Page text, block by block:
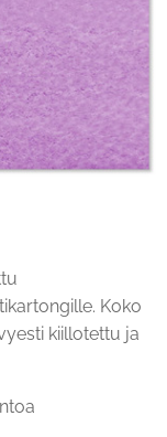
Koko
kiillotettu ja